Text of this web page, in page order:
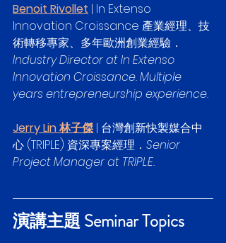
Benoit Rivollet | In Extenso
Innovation Croissance 產業經理、技
術轉移專家、多年歐洲創業經驗．
Industry Director at In Extenso
Innovation Croissance. Multiple
years entrepreneurship experience.
Jerry Lin 林子傑 | 台灣創新快製媒合中
心 (TRIPLE) 資深專案經理． Senior
Project Manager at TRIPLE.
演講主題 Seminar Topics